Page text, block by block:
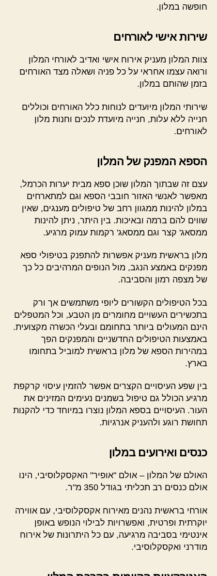
חופשה במלון.
שירות אישי לאורחים
צוות המלון מעניק אירוח אישי ואדיב לאורחי המלון
ורואה עצמו אחראי על כל פניה ושאלה מצד האורחים
בזמן שהותם במלון.
שירותי המלון מיועדים לנוחות כלל האורחים וכוללים
חנייה ללא עלות, חנייה מיועדת לנכים וחנות מלון
לאורחים.
הספא המפנק של המלון
עצם זה שבתוך המלון שוכן ספא מבית יערות הכרמל,
מאפשר לאנשי האזור חובבי הספא וגם למתארחים
במלון להינות ממגוון רחב של טיפולים מענגים, שאין
שווים להם ברמה ובאיכות. בין היתר, ניתן להינות
ממסאג' קצר וגם ממסאג' רקמות עמוק מרגיע.
מלון בראשית מעניק אפשרות להתפנק בטיפולי ספא
מפנקים באמצע הנגב, מול הנופים המרהיבים כל כך
של מצפה רמון והסביבה.
בכל הטיפולים הקשורים ליופי משתמשים אך ורק
בתכשירים העשויים מחומרים מן הטבע, וכל המטפלים
הינם המעולים ביותר בתחומם ובעלי הכשרה מקצועית.
באמצעות הטיפולים החדשניים והמפנקים הפך
במהירות הספא של מלון בראשית למוביל בתחומו
בארץ.
בין שפע העיסויים הקצרים אפשר להזמין עיסוי קרקפת
מרגיע הכולל גם טיפול בשמנים נעימים המזינים את
העור. העיסויים בספא המלון נוצרו במיוחד כדי להקנות
תחושת רוגע ולהעניק אנרגיות.
כנסים ואירועים במלון
האולם של המלון – אולם "אופיר" האקסקלוסיבי, הינו
אולם כנסים רב תכליתי בגודל 350 מ"ר.
אורחי בראשית נהנים מאירוח אקסקלוסיבי, עם אווירה
יוקרתית ופרטית, ואפשרויות לבילוי הנופש באופן
אינטימי בסביבה מרגיעה, עם כל היתרונות של אירוח
מודרני ואקסקלוסיבי.